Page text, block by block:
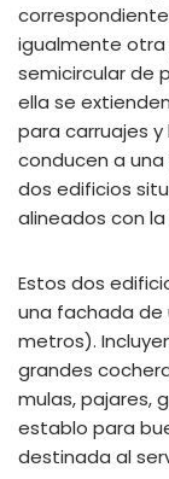
igualmente
semicircular de
ella se
para carruajes
conducen a
dos edificios
alineados con
Estos dos
una fachada de
metros).
grandes
mulas, pajares,
establo para
destinada al